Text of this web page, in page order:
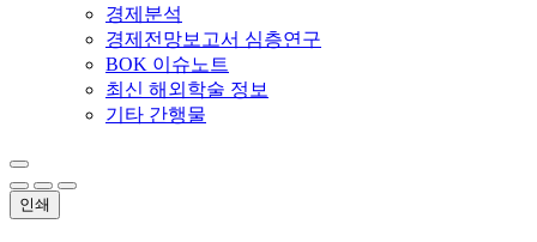
경제분석
경제전망보고서 심층연구
BOK 이슈노트
최신 해외학술 정보
기타 간행물
인쇄